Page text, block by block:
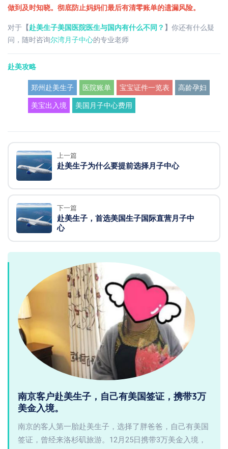
做到及时知晓。彻底防止妈妈们最后有清零账单的遗漏风险。
对于 【赴美生子美国医院医生与国内有什么不同？ 】 你还有什么疑
问，随时咨询尔湾月子中心的专业老师
赴美攻略
郑州赴美生子 医院账单 宝宝证件一览表 高龄孕妇
美宝出入境 美国月子中心费用
上一篇
赴美生子为什么要提前选择月子中心
下一篇
赴美生子，首选美国生子国际直营月子中
心
南京客户赴美生子，自己有美国签证，携带3万
美金入境。
南京的客人第一胎赴美生子，选择了胖爸爸，自己有美国
签证，曾经来洛杉矶旅游。12月25日携带3万美金入境，